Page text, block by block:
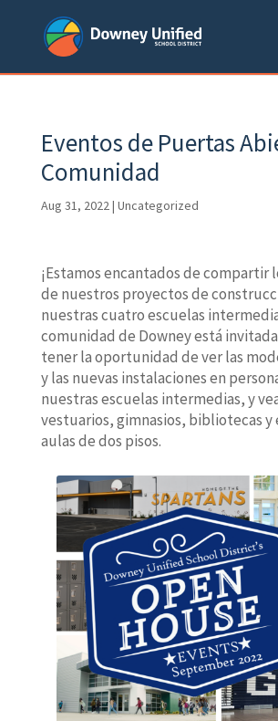
content
Eventos de Puertas
Comunidad
Aug 31, 2022| Uncategorized
¡Estamos encantados de compartir
de nuestros proyectos de
nuestras cuatro escuelas
comunidad de Downey está
tener la oportunidad de ver las
y las nuevas instalaciones en
nuestras escuelas intermedias, y
vestuarios, gimnasios, bibliotecas y
aulas de dos pisos.